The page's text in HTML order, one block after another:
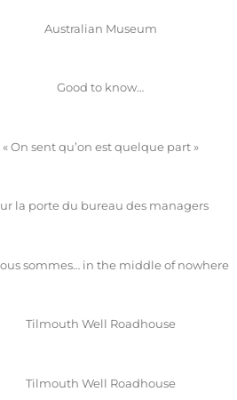
Australian Museum
Good to know…
« On sent qu’on est quelque part »
la porte du bureau des managers
sommes… in the middle of nowhere
Tilmouth Well Roadhouse
Tilmouth Well Roadhouse